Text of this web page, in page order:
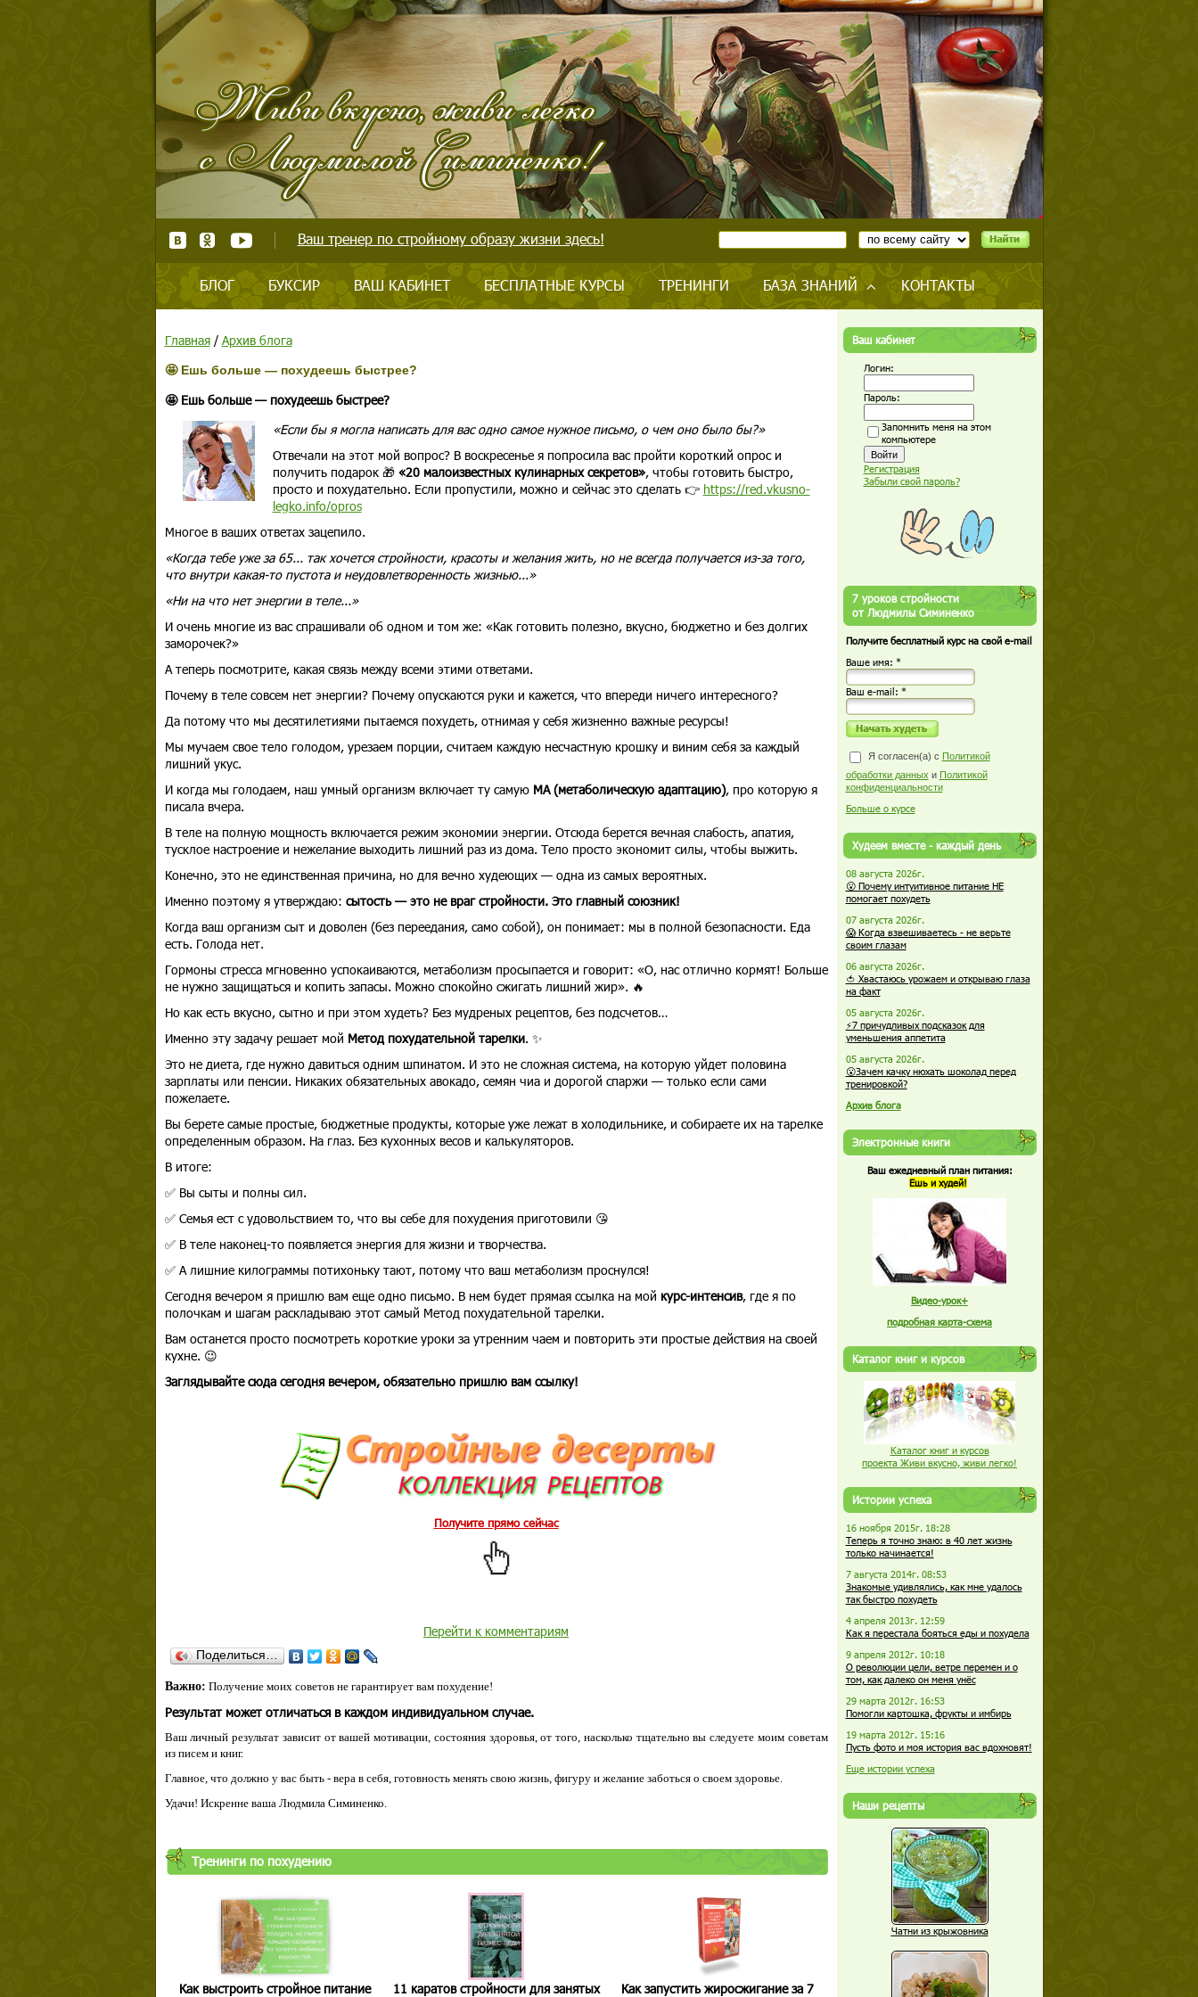
Ваш тренер по стройному образу жизни здесь!
БЛОГ БУКСИР ВАШ КАБИНЕТ БЕСПЛАТНЫЕ КУРСЫ ТРЕНИНГИ БАЗА ЗНАНИЙ КОНТАКТЫ
Главная/ Архив блога
🤩 Ешь больше — похудеешь быстрее?
🤩 Ешь больше — похудеешь быстрее?
«Если бы я могла написать для вас одно самое нужное письмо, о чем оно было бы?»
Отвечали на этот мой вопрос? В воскресенье я попросила вас пройти короткий опрос и
получить подарок 🎁 «20 малоизвестных кулинарных секретов», чтобы готовить быстро,
просто и похудательно. Если пропустили, можно и сейчас это сделать 👉 https://red.vkusno-
legko.info/opros
Многое в ваших ответах зацепило.
«Когда тебе уже за 65... так хочется стройности, красоты и желания жить, но не всегда получается из-за того,
что внутри какая-то пустота и неудовлетворенность жизнью...»
«Ни на что нет энергии в теле...»
И очень многие из вас спрашивали об одном и том же: «Как готовить полезно, вкусно, бюджетно и без долгих
заморочек?»
А теперь посмотрите, какая связь между всеми этими ответами.
Почему в теле совсем нет энергии? Почему опускаются руки и кажется, что впереди ничего интересного?
Да потому что мы десятилетиями пытаемся похудеть, отнимая у себя жизненно важные ресурсы!
Мы мучаем свое тело голодом, урезаем порции, считаем каждую несчастную крошку и виним себя за каждый
лишний укус.
И когда мы голодаем, наш умный организм включает ту самую МА (метаболическую адаптацию), про которую я
писала вчера.
В теле на полную мощность включается режим экономии энергии. Отсюда берется вечная слабость, апатия,
тусклое настроение и нежелание выходить лишний раз из дома. Тело просто экономит силы, чтобы выжить.
Конечно, это не единственная причина, но для вечно худеющих — одна из самых вероятных.
Именно поэтому я утверждаю: сытость — это не враг стройности. Это главный союзник!
Когда ваш организм сыт и доволен (без переедания, само собой), он понимает: мы в полной безопасности. Еда
есть. Голода нет.
Гормоны стресса мгновенно успокаиваются, метаболизм просыпается и говорит: «О, нас отлично кормят! Больше
не нужно защищаться и копить запасы. Можно спокойно сжигать лишний жир». 🔥
Но как есть вкусно, сытно и при этом худеть? Без мудреных рецептов, без подсчетов…
Именно эту задачу решает мой Метод похудательной тарелки. ✨
Это не диета, где нужно давиться одним шпинатом. И это не сложная система, на которую уйдет половина
зарплаты или пенсии. Никаких обязательных авокадо, семян чиа и дорогой спаржи — только если сами
пожелаете.
Вы берете самые простые, бюджетные продукты, которые уже лежат в холодильнике, и собираете их на тарелке
определенным образом. На глаз. Без кухонных весов и калькуляторов.
В итоге:
✅ Вы сыты и полны сил.
✅ Семья ест с удовольствием то, что вы себе для похудения приготовили 😘
✅ В теле наконец-то появляется энергия для жизни и творчества.
✅ А лишние килограммы потихоньку тают, потому что ваш метаболизм проснулся!
Сегодня вечером я пришлю вам еще одно письмо. В нем будет прямая ссылка на мой курс-интенсив, где я по
полочкам и шагам раскладываю этот самый Метод похудательной тарелки.
Вам останется просто посмотреть короткие уроки за утренним чаем и повторить эти простые действия на своей
кухне. 😉
Заглядывайте сюда сегодня вечером, обязательно пришлю вам ссылку!
Получите прямо сейчас
Перейти к комментариям
Поделиться…
Важно: Получение моих советов не гарантирует вам похудение!
Результат может отличаться в каждом индивидуальном случае.
Ваш личный результат зависит от вашей мотивации, состояния здоровья, от того, насколько тщательно вы следуете моим советам
из писем и книг.
Главное, что должно у вас быть - вера в себя, готовность менять свою жизнь, фигуру и желание заботься о своем здоровье.
Удачи! Искренне ваша Людмила Симиненко.
Тренинги по похудению
Как выстроить стройное питание
11 каратов стройности для занятых
Как запустить жиросжигание за 7
Ваш кабинет
Логин:
Пароль:
Запомнить меня на этом
компьютере
Регистрация
Забыли свой пароль?
7 уроков стройности
от Людмилы Симиненко
Получите бесплатный курс на свой e-mail
Ваше имя: *
Ваш е-mail: *
Я согласен(а) с Политикой
обработки данных и Политикой
конфиденциальности
Больше о курсе
Худеем вместе - каждый день
08 августа 2026г.
😮 Почему интуитивное питание НЕ
помогает похудеть
07 августа 2026г.
😱 Когда взвешиваетесь - не верьте
своим глазам
06 августа 2026г.
🍅 Хвастаюсь урожаем и открываю глаза
на факт
05 августа 2026г.
⚡7 причудливых подсказок для
уменьшения аппетита
05 августа 2026г.
😮Зачем качку нюхать шоколад перед
тренировкой?
Архив блога
Электронные книги
Ваш ежедневный план питания:
Ешь и худей!
Видео-урок+
подробная карта-схема
Каталог книг и курсов
Каталог книг и курсов
проекта Живи вкусно, живи легко!
Истории успеха
16 ноября 2015г. 18:28
Теперь я точно знаю: в 40 лет жизнь
только начинается!
7 августа 2014г. 08:53
Знакомые удивлялись, как мне удалось
так быстро похудеть
4 апреля 2013г. 12:59
Как я перестала бояться еды и похудела
9 апреля 2012г. 10:18
О революции цели, ветре перемен и о
том, как далеко он меня унёс
29 марта 2012г. 16:53
Помогли картошка, фрукты и имбирь
19 марта 2012г. 15:16
Пусть фото и моя история вас вдохновят!
Еще истории успеха
Наши рецепты
Чатни из крыжовника